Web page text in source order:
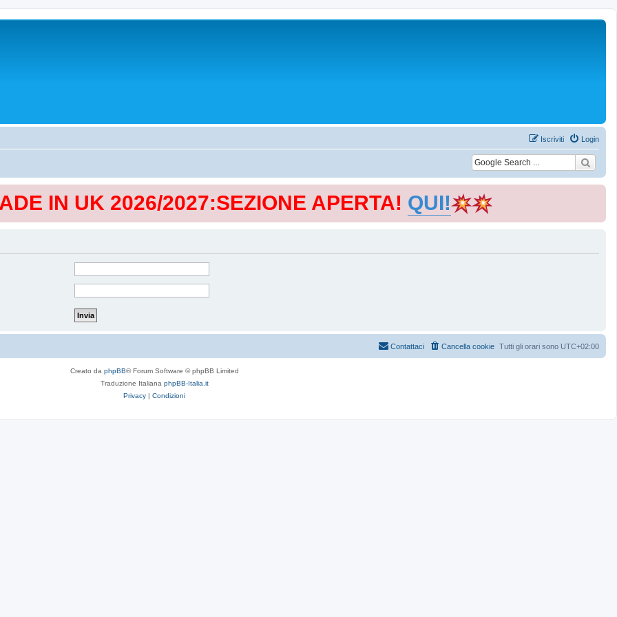
Login
Iscriviti
IN UK 2026/2027:SEZIONE APERTA! QUI!
Tutti gli orari sono UTC+02:00
Cancella cookie
Contattaci
Creato da phpBB® Forum Software © phpBB Limited
Traduzione Italiana phpBB-Italia.it
Privacy | Condizioni